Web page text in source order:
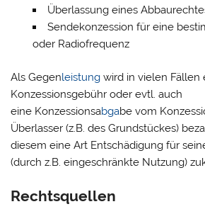
Überlassung eines
Sendekonzession für eine
oder Radiofrequenz
Als Gegenleistung wird in vielen Fällen
Konzessionsgebühr oder evtl. auch
eine Konzessionsabgabe vom
Überlasser (z.B. des Grundstückes)
diesem eine Art Entschädigung für
(durch z.B. eingeschränkte Nutzung)
Rechtsquellen